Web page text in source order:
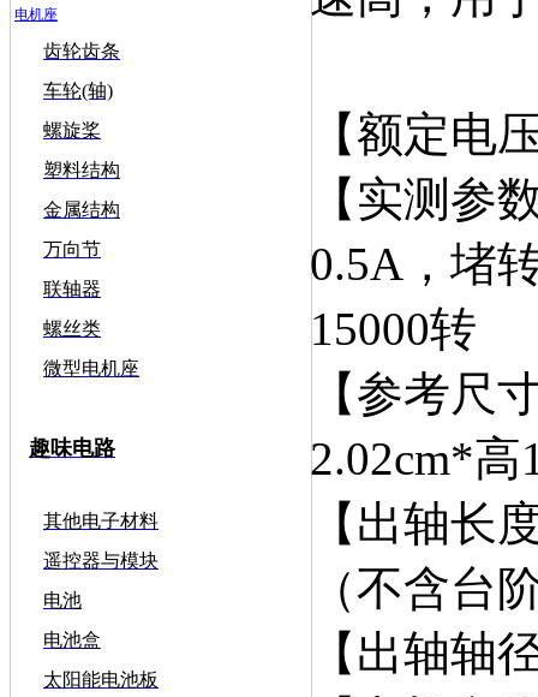
电机座
齿轮齿条
车轮(轴)
螺旋桨
塑料结构
金属结构
万向节
联轴器
螺丝类
微型电机座
趣味电路
其他电子材料
遥控器与模块
电池
电池盒
太阳能电池板
【额定电
【实测参
0.5A，堵
15000转
【参考尺
2.02cm*高
【出轴长
（不含台
【出轴轴